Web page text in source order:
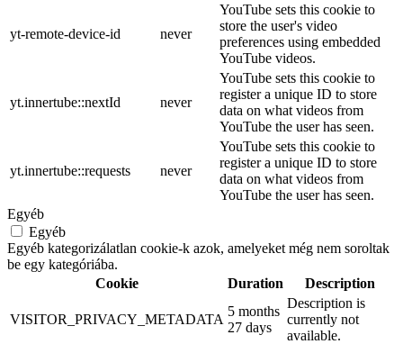
yt-remote-device-id never
YouTube sets this cookie to
store the user's video
preferences using embedded
YouTube videos.
yt.innertube::nextId never
YouTube sets this cookie to
register a unique ID to store
data on what videos from
YouTube the user has seen.
yt.innertube::requests never
YouTube sets this cookie to
register a unique ID to store
data on what videos from
YouTube the user has seen.
Egyéb
Egyéb
Egyéb kategorizálatlan cookie-k azok, amelyeket még nem soroltak
be egy kategóriába.
Cookie
Duration Description
VISITOR_PRIVACY_METADATA
5 months
27 days
Description is
currently not
available.